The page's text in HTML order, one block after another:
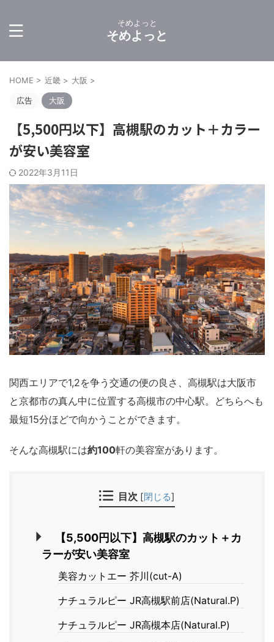
そめよっと
そめよっと
HOME > 近畿 > 大阪 >
広告 大阪
【5,500円以下】高槻駅のカット＋カラー
が安い美容室
2022年3月11日
関西エリアで1,2を争う交通の便の良さ、高槻駅は大阪市
と京都市の真ん中に位置する高槻市の中心駅。どちらへも
最短15分ほどで向かうことができます。
そんな高槻駅には約100軒の美容室があります。
目次 [閉じる]
【5,500円以下】高槻駅のカット＋カ
ラーが安い美容室
美容カットエー 芥川(cut-A)
ナチュラルピー JR高槻駅前店(Natural.P)
ナチュラルピー JR高槻本店(Natural.P)